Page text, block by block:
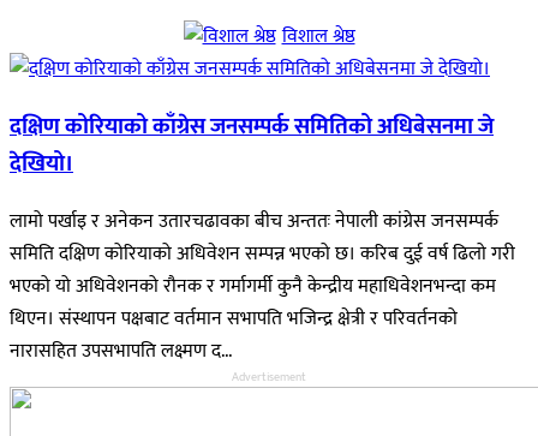
विशाल श्रेष्ठ
दक्षिण कोरियाको काँग्रेस जनसम्पर्क समितिको अधिबेसनमा जे
देखियो।
लामो पर्खाइ र अनेकन उतारचढावका बीच अन्ततः नेपाली कांग्रेस जनसम्पर्क
समिति दक्षिण कोरियाको अधिवेशन सम्पन्न भएको छ। करिब दुई वर्ष ढिलो गरी
भएको यो अधिवेशनको रौनक र गर्मागर्मी कुनै केन्द्रीय महाधिवेशनभन्दा कम
थिएन। संस्थापन पक्षबाट वर्तमान सभापति भजिन्द्र क्षेत्री र परिवर्तनको
नारासहित उपसभापति लक्ष्मण द...
Advertisement